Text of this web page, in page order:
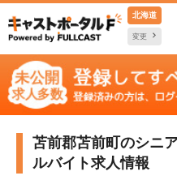
北海道
変更
苫前郡苫前町のシニ
ルバイト求人情報